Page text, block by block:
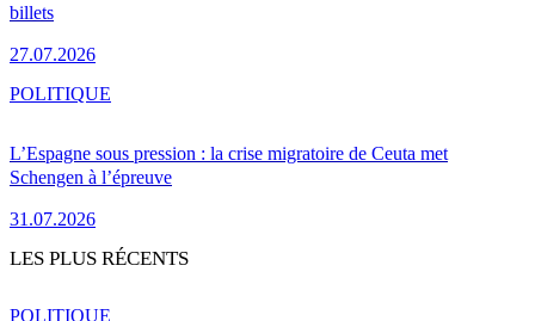
billets
27.07.2026
L’Espagne sous pression : la crise migratoire de Ceuta met
Schengen à l’épreuve
31.07.2026
POLITIQUE
LES PLUS RÉCENTS
POLITIQUE